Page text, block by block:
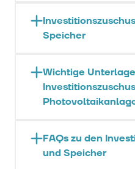
Speicher
Wichtige
FAQs zu den
und Speicher